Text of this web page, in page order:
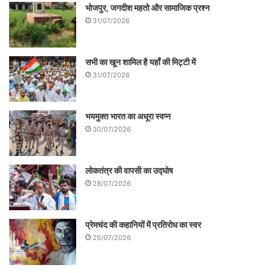
पलटवार कारगर रहा और चोट खाकर गुंडों को भागना
पड़ा था। होस्टल के लड़कों ने दोनों बार खदेड़कर
उन्हें मुहल्ला पहुँचा दिया था। फिर पुलिस आयी थी।
होस्टल के कर्मचारियों के बयान पर केस दर्ज हुआ और
कुछ की गिरफ्तारी हुई तब जाकर मामला शांत हुआ
था। उस समय खालिस्तान आंदोलन, भिंडरावाले और
स्वर्णमंदिर की याद ताजा थी, सो उस हिंसक झड़प के
बाद कैम्पस में हमारे होस्टल को ‘अकालतख्त’ कहा
जाने लगा था। पीजी होस्टल की खोई हुई हनक फिर
से स्थापित हो गयी थी।
(क्रमशः)
भोजपुर, जगदीश महतो और सामाजिक प्रश्न
31/07/2026
सभी का खून शामिल है यहाँ की मिट्टी में
31/07/2026
भयमुक्त भारत का अधूरा स्वप्न
30/07/2026
लोकतंत्र की वापसी का उद्घोष
28/07/2026
प्रेमचंद की कहानियों में प्रतिरोध का स्वर
25/07/2026